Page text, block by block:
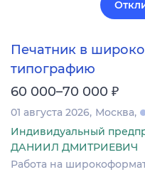
Печатник в
типографию
60 000–70 000 ₽
01 августа 2026 Москва
Индивидуальный
ДАНИИЛ ДМИТРИЕВИЧ
Работа на